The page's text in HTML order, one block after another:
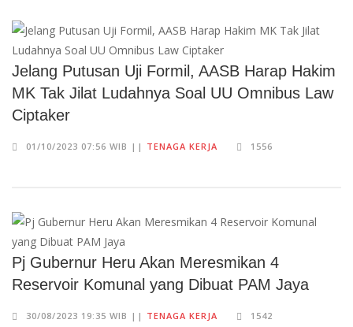
Jelang Putusan Uji Formil, AASB Harap Hakim
MK Tak Jilat Ludahnya Soal UU Omnibus Law
Ciptaker
01/10/2023 07:56 WIB || TENAGA KERJA 1556
Pj Gubernur Heru Akan Meresmikan 4
Reservoir Komunal yang Dibuat PAM Jaya
30/08/2023 19:35 WIB || TENAGA KERJA 1542